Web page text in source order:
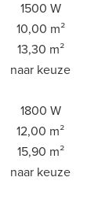
1500 W
10,00 m²
13,30 m²
naar keuze
1800 W
12,00 m²
15,90 m²
naar keuze